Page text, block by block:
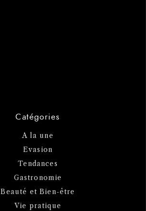
Catégories
A la une
Evasion
Tendances
Gastronomie
Beauté et Bien-être
Vie pratique